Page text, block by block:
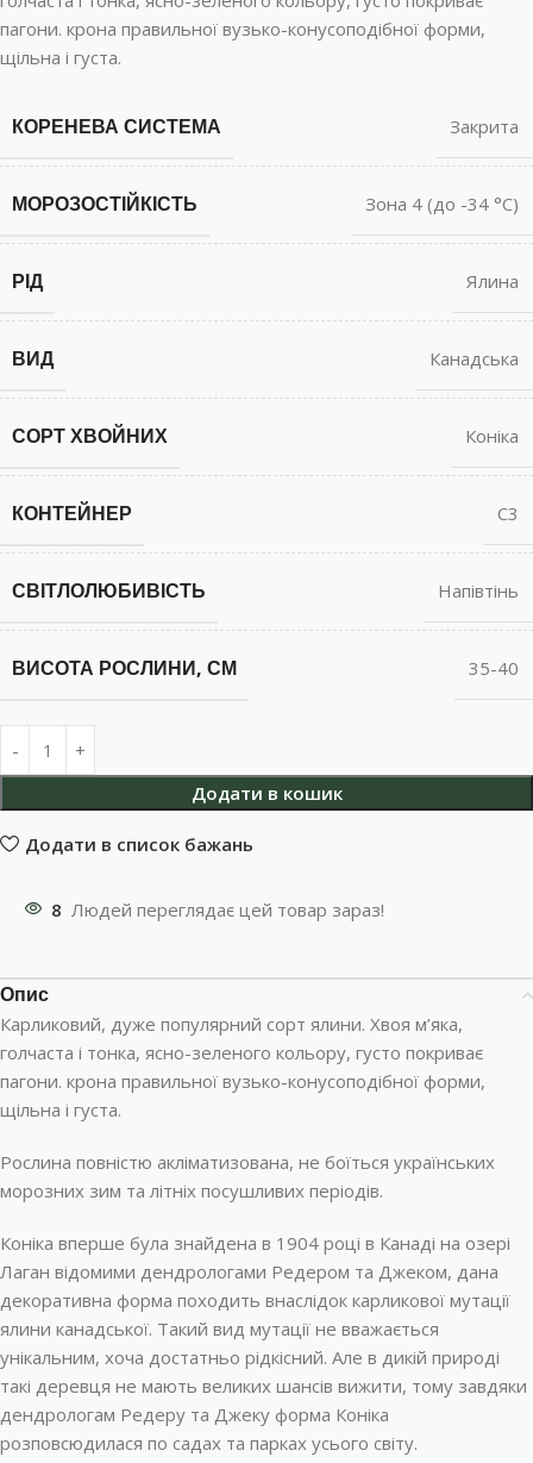
пагони. крона правильної вузько-конусоподібної форми,
щільна і густа.
КОРЕНЕВА СИСТЕМА Закрита
МОРОЗОСТІЙКІСТЬ Зона 4 (до -34 °С)
РІД Ялина
ВИД Канадська
СОРТ ХВОЙНИХ Коніка
КОНТЕЙНЕР С3
СВІТЛОЛЮБИВІСТЬ Напівтінь
ВИСОТА РОСЛИНИ, СМ 35-40
Додати в кошик
Додати в список бажань
8 Людей переглядає цей товар зараз!
Опис
Карликовий, дуже популярний сорт ялини. Хвоя м’яка,
голчаста і тонка, ясно-зеленого кольору, густо покриває
пагони. крона правильної вузько-конусоподібної форми,
щільна і густа.
Рослина повністю акліматизована, не боїться українських
морозних зим та літніх посушливих періодів.
Коніка вперше була знайдена в 1904 році в Канаді на озері
Лаган відомими дендрологами Редером та Джеком, дана
декоративна форма походить внаслідок карликової мутації
ялини канадської. Такий вид мутації не вважається
унікальним, хоча достатньо рідкісний. Але в дикій природі
такі деревця не мають великих шансів вижити, тому завдяки
дендрологам Редеру та Джеку форма Коніка
розповсюдилася по садах та парках усього світу.